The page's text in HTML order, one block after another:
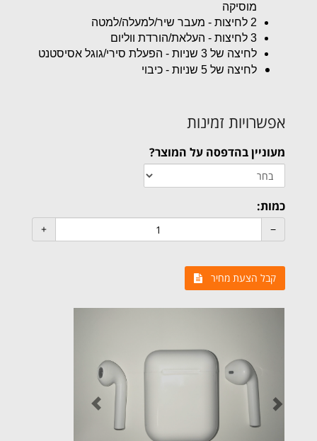
מוסיקה
2 לחיצות - מעבר שיר/למעלה/למטה
3 לחיצות - העלאת/הורדת ווליום
לחיצה של 3 שניות - הפעלת סירי/גוגל אסיסטנט
לחיצה של 5 שניות - כיבוי
אפשרויות זמינות
מעוניין בהדפסה על המוצר?
כמות:
קבל הצעת מחיר